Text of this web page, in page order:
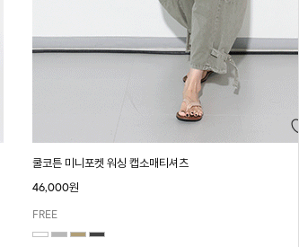
쿨코튼 미니포켓 워싱 캡소매티셔츠
46,000원
FREE